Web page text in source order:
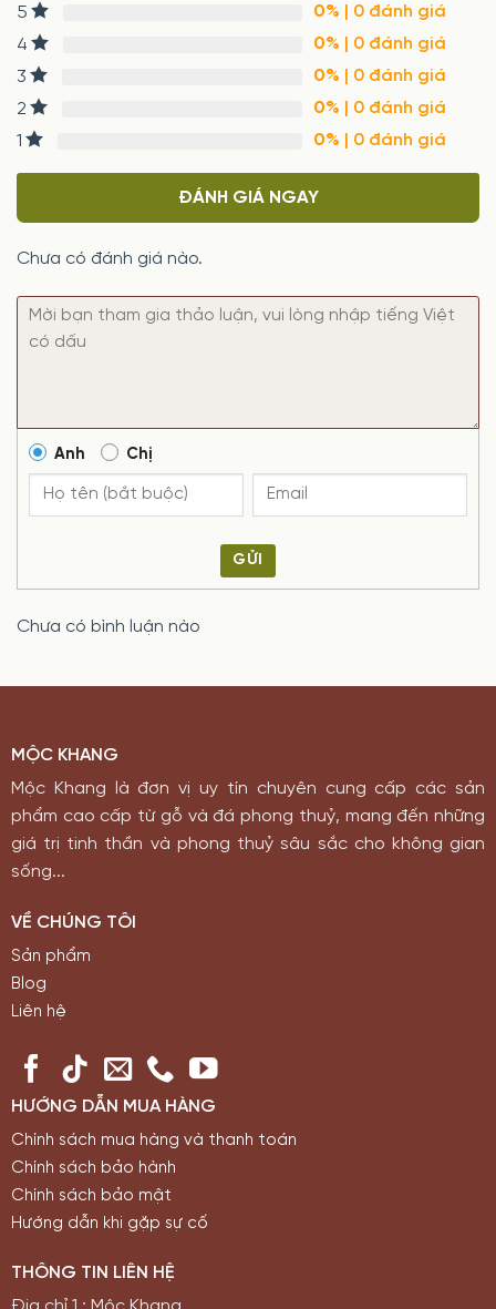
5 0% | 0 đánh giá
4
0% | 0 đánh giá
3
0% | 0 đánh giá
2
0% | 0 đánh giá
1
0% | 0 đánh giá
ĐÁNH GIÁ NGAY
Chưa có đánh giá nào.
Anh Chị
GỬI
Chưa có bình luận nào
MỘC KHANG
Mộc Khang là đơn vị uy tín chuyên cung cấp các sản
phẩm cao cấp từ gỗ và đá phong thuỷ, mang đến những
giá trị tinh thần và phong thuỷ sâu sắc cho không gian
sống...
VỀ CHÚNG TÔI
Sản phẩm
Blog
Liên hệ
HƯỚNG DẪN MUA HÀNG
Chính sách mua hàng và thanh toán
Chính sách bảo hành
Chính sách bảo mật
Hướng dẫn khi gặp sự cố
THÔNG TIN LIÊN HỆ